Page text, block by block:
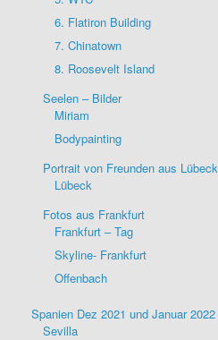
6. Flatiron Building
7. Chinatown
8. Roosevelt Island
Seelen – Bilder
Miriam
Bodypainting
Portrait von Freunden aus Lübeck
Lübeck
Fotos aus Frankfurt
Frankfurt – Tag
Skyline- Frankfurt
Offenbach
Spanien Dez 2021 und Januar 2022
Sevilla